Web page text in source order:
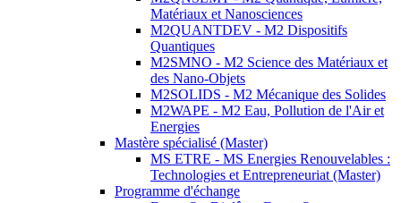
Matériaux et Nanosciences
M2QUANTDEV - M2 Dispositifs
Quantiques
M2SMNO - M2 Science des Matériaux et
des Nano-Objets
M2SOLIDS - M2 Mécanique des Solides
M2WAPE - M2 Eau, Pollution de l'Air et
Energies
Mastère spécialisé (Master)
MS ETRE - MS Energies Renouvelables :
Technologies et Entrepreneuriat (Master)
Programme d'échange